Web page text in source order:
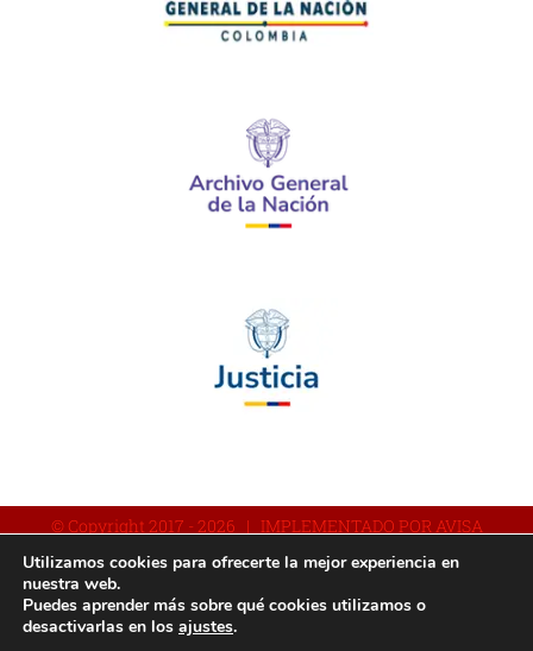
© Copyright 2017 - 2026 | IMPLEMENTADO POR AVISA
FacebookYouTubeInstagram
Utilizamos cookies para ofrecerte la mejor experiencia en
nuestra web.
Puedes aprender más sobre qué cookies utilizamos o
desactivarlas en los ajustes.